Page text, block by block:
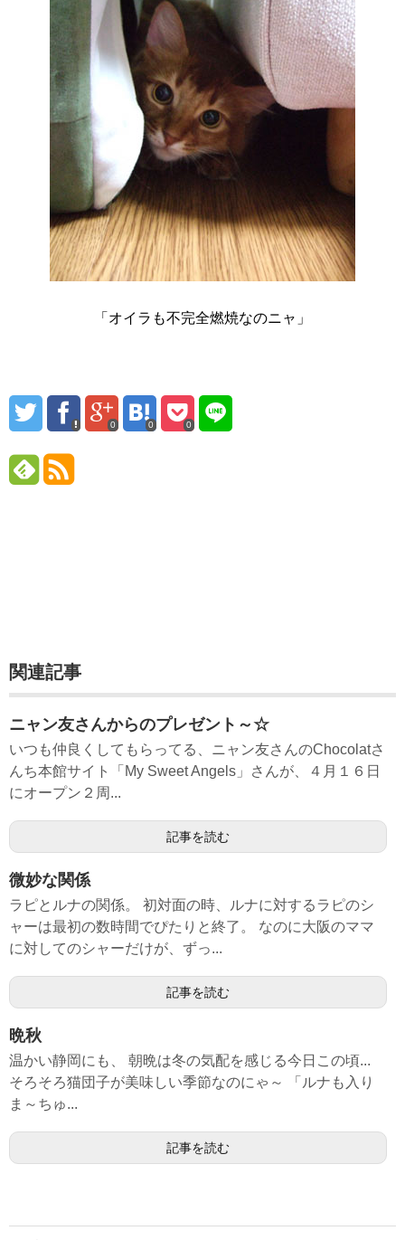
「オイラも不完全燃焼なのニャ」
0 0 0
関連記事
ニャン友さんからのプレゼント～☆
いつも仲良くしてもらってる、ニャン友さんのChocolatさ
んち本館サイト「My Sweet Angels」さんが、４月１６日
にオープン２周...
記事を読む
微妙な関係
ラピとルナの関係。 初対面の時、ルナに対するラピのシ
ャーは最初の数時間でぴたりと終了。 なのに大阪のママ
に対してのシャーだけが、ずっ...
記事を読む
晩秋
温かい静岡にも、 朝晩は冬の気配を感じる今日この頃...
そろそろ猫団子が美味しい季節なのにゃ～ 「ルナも入り
ま～ちゅ...
記事を読む